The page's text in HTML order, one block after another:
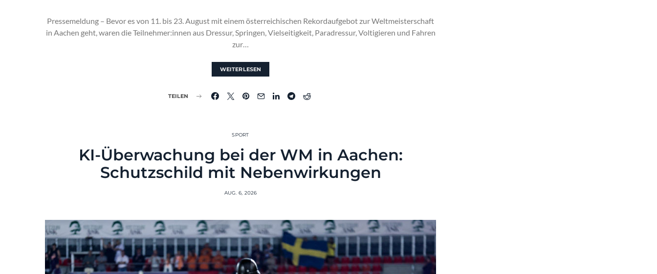
Pressemeldung – Bevor es von 11. bis 23. August mit einem österreichischen Rekordaufgebot zur Weltmeisterschaft
in Aachen geht, waren die Teilnehmer:innen aus Dressur, Springen, Vielseitigkeit, Paradressur, Voltigieren und Fahren
zur…
WEITERLESEN
TEILEN
SPORT
KI-Überwachung bei der WM in Aachen:
Schutzschild mit Nebenwirkungen
AUG. 6, 2026